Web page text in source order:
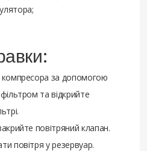
компресора за допомогою
та відкрийте
повітряний клапан.
повітря у резервуар.